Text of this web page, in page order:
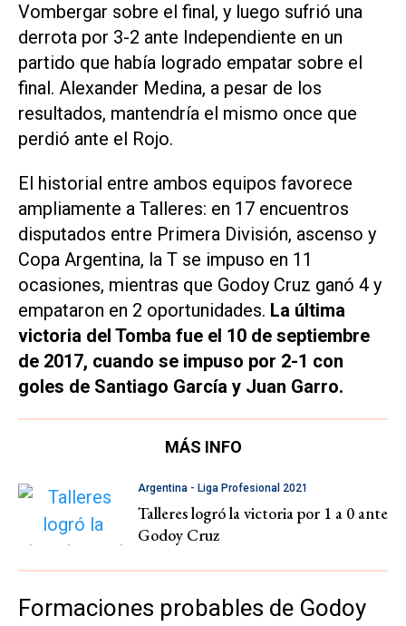
Vombergar sobre el final, y luego sufrió una
derrota por 3-2 ante Independiente en un
partido que había logrado empatar sobre el
final. Alexander Medina, a pesar de los
resultados, mantendría el mismo once que
perdió ante el Rojo.
El historial entre ambos equipos favorece
ampliamente a Talleres: en 17 encuentros
disputados entre Primera División, ascenso y
Copa Argentina, la T se impuso en 11
ocasiones, mientras que Godoy Cruz ganó 4 y
empataron en 2 oportunidades. La última
victoria del Tomba fue el 10 de septiembre
de 2017, cuando se impuso por 2-1 con
goles de Santiago García y Juan Garro.
MÁS INFO
Argentina - Liga Profesional 2021
Talleres logró la victoria por 1 a 0 ante
Godoy Cruz
Formaciones probables de Godoy